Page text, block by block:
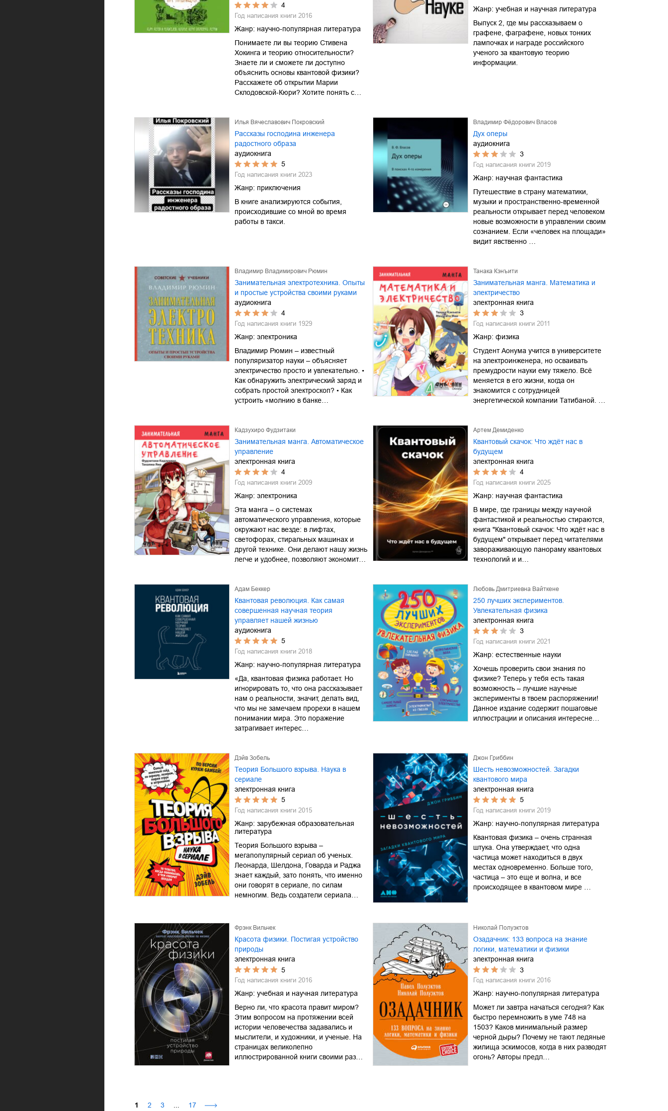
4
Год написания книги 2016
Жанр: научно-популярная литература
Понимаете ли вы теорию Стивена
Хокинга и теорию относительности?
Знаете ли и сможете ли доступно
объяснить основы квантовой физики?
Расскажете об открытии Марии
Склодовской-Кюри? Хотите понять с…
Жанр: учебная и научная литература
Выпуск 2, где мы рассказываем о
графене, фаграфене, новых тонких
лампочках и награде российского
ученого за квантовую теорию
информации.
Илья Вячеславович Покровский
Рассказы господина инженера
радостного образа
аудиокнига
5
Год написания книги 2023
Жанр: приключения
В книге анализируются события,
происходившие со мной во время
работы в такси.
Владимир Фёдорович Власов
Дух оперы
аудиокнига
3
Год написания книги 2019
Жанр: научная фантастика
Путешествие в страну математики,
музыки и пространственно-временной
реальности открывает перед человеком
новые возможности в управлении своим
сознанием. Если «человек на площади»
видит явственно …
Владимир Владимирович Рюмин
Занимательная электротехника. Опыты
и простые устройства своими руками
аудиокнига
4
Год написания книги 1929
Жанр: электроника
Владимир Рюмин – известный
популяризатор науки – объясняет
электричество просто и увлекательно. •
Как обнаружить электрический заряд и
собрать простой электроскоп? • Как
устроить «молнию в банке…
Танака Кэнъити
Занимательная манга. Математика и
электричество
электронная книга
3
Год написания книги 2011
Жанр: физика
Студент Аонума учится в университете
на электроинженера, но осваивать
премудрости науки ему тяжело. Всё
меняется в его жизни, когда он
знакомится с сотрудницей
энергетической компании Татибаной. …
Кадзухиро Фудзитаки
Занимательная манга. Автоматическое
управление
электронная книга
4
Год написания книги 2009
Жанр: электроника
Эта манга – о системах
автоматического управления, которые
окружают нас везде: в лифтах,
светофорах, стиральных машинах и
другой технике. Они делают нашу жизнь
легче и удобнее, позволяют экономит…
Артем Демиденко
Квантовый скачок: Что ждёт нас в
будущем
электронная книга
4
Год написания книги 2025
Жанр: научная фантастика
В мире, где границы между научной
фантастикой и реальностью стираются,
книга "Квантовый скачок: Что ждёт нас в
будущем" открывает перед читателями
завораживающую панораму квантовых
технологий и и…
Адам Беккер
Квантовая революция. Как самая
совершенная научная теория
управляет нашей жизнью
аудиокнига
5
Год написания книги 2018
Жанр: научно-популярная литература
«Да, квантовая физика работает. Но
игнорировать то, что она рассказывает
нам о реальности, значит, делать вид,
что мы не замечаем прорехи в нашем
понимании мира. Это поражение
затрагивает интерес…
Любовь Дмитриевна Вайткене
250 лучших экспериментов.
Увлекательная физика
электронная книга
3
Год написания книги 2021
Жанр: естественные науки
Хочешь проверить свои знания по
физике? Теперь у тебя есть такая
возможность – лучшие научные
эксперименты в твоем распоряжении!
Данное издание содержит пошаговые
иллюстрации и описания интересне…
Дэйв Зобель
Теория Большого взрыва. Наука в
сериале
электронная книга
5
Год написания книги 2015
Жанр: зарубежная образовательная
литература
Теория Большого взрыва –
мегапопулярный сериал об ученых.
Леонарда, Шелдона, Говарда и Раджа
знает каждый, зато понять, что именно
они говорят в сериале, по силам
немногим. Ведь создатели сериала…
Джон Гриббин
Шесть невозможностей. Загадки
квантового мира
электронная книга
5
Год написания книги 2019
Жанр: научно-популярная литература
Квантовая физика – очень странная
штука. Она утверждает, что одна
частица может находиться в двух
местах одновременно. Больше того,
частица – это еще и волна, и все
происходящее в квантовом мире …
Фрэнк Вильчек
Красота физики. Постигая устройство
природы
электронная книга
5
Год написания книги 2016
Жанр: учебная и научная литература
Верно ли, что красота правит миром?
Этим вопросом на протяжении всей
истории человечества задавались и
мыслители, и художники, и ученые. На
страницах великолепно
иллюстрированной книги своими раз…
Николай Полуэктов
Озадачник: 133 вопроса на знание
логики, математики и физики
электронная книга
3
Год написания книги 2016
Жанр: научно-популярная литература
Может ли завтра начаться сегодня? Как
быстро перемножить в уме 748 на
1503? Каков минимальный размер
черной дыры? Почему не тают ледяные
жилища эскимосов, когда в них разводят
огонь? Авторы предл…
1 2 3 17